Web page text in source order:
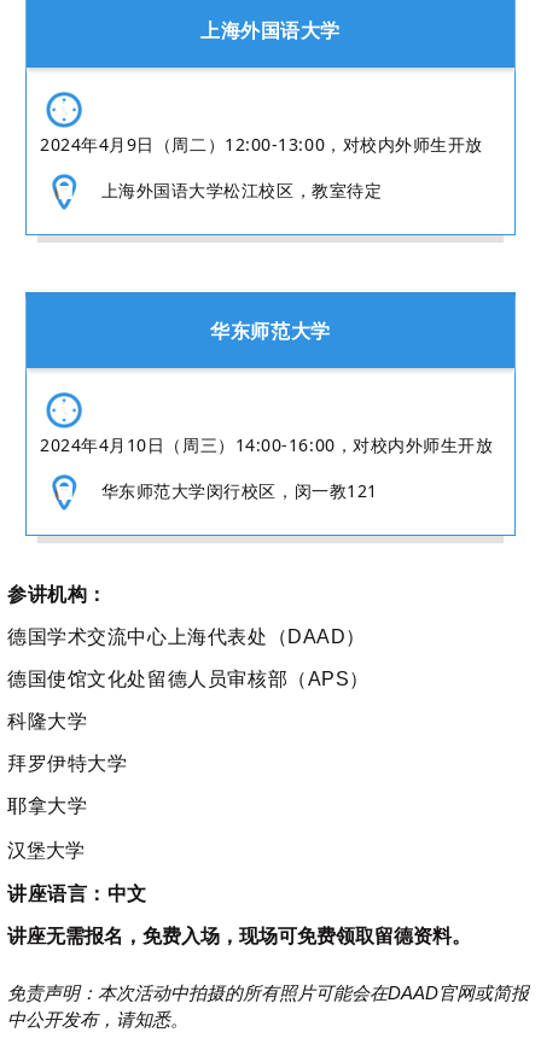
上海外国语大学
2024年4月9日（周二）12:00-13:00，对校内外师生开放
上海外国语大学松江校区，教室待定
华东师范大学
2024年4月10日（周三）14:00-16:00，对校内外师生开放
华东师范大学闵行校区，闵一教121
参讲机构：
德国学术交流中心上海代表处（DAAD）
德国使馆文化处留德人员审核部（APS）
科隆大学
拜罗伊特大学
耶拿大学
汉堡大学
讲座语言：中文
讲座无需报名，免费入场，现场可免费领取留德资料。
免责声明：本次活动中拍摄的所有照片可能会在DAAD官网或简报
中公开发布，请知悉。